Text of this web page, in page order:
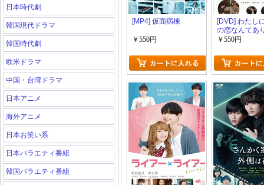
日本時代劇
韓国現代ドラマ
韓国時代劇
欧米ドラマ
中国・台湾ドラマ
日本アニメ
海外アニメ
日本お笑い系
日本バラエティ番組
韓国バラエティ番組
[MP4] 仮面病棟
￥550円
[DVD] わたし
の恋なんてあ
いって思って
￥550円